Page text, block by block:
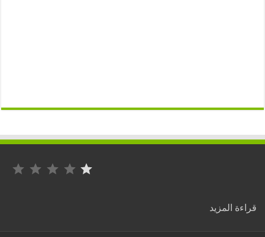
المزيد :